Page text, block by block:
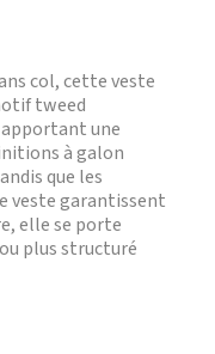
col, cette veste
tweed
une
à galon
que les
veste garantissent
elle se porte
plus structuré